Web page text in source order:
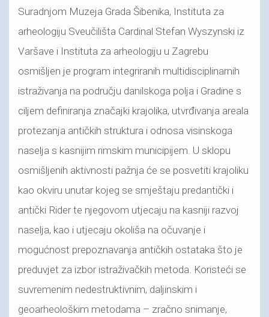
Suradnjom Muzeja Grada Šibenika, Instituta za
arheologiju Sveučilišta Cardinal Stefan Wyszynski iz
Varšave i Instituta za arheologiju u Zagrebu
osmišljen je program integriranih multidisciplinarnih
istraživanja na području danilskoga polja i Gradine s
ciljem definiranja značajki krajolika, utvrđivanja areala
protezanja antičkih struktura i odnosa visinskoga
naselja s kasnijim rimskim municipijem. U sklopu
osmišljenih aktivnosti pažnja će se posvetiti krajoliku
kao okviru unutar kojeg se smještaju predantički i
antički Rider te njegovom utjecaju na kasniji razvoj
naselja, kao i utjecaju okoliša na očuvanje i
mogućnost prepoznavanja antičkih ostataka što je
preduvjet za izbor istraživačkih metoda. Koristeći se
suvremenim nedestruktivnim, daljinskim i
geoarheološkim metodama – zračno snimanje,